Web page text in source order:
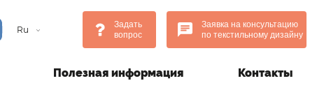
Ru
Задать
вопрос
Заявка на консультацию
по текстильному дизайну
Полезная информация Контакты